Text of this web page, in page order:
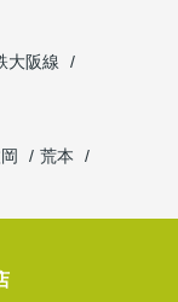
大阪線
荒本